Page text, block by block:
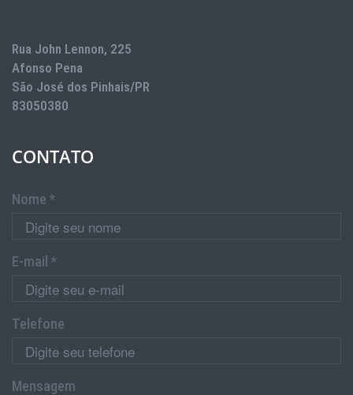
Rua John Lennon, 225
Afonso Pena
São José dos Pinhais/PR
83050380
CONTATO
Nome *
E-mail *
Telefone
Mensagem